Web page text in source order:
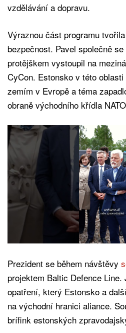
vzdělávání a dopravu.
Výraznou část programu
bezpečnost. Pavel společně
protějškem vystoupil na
CyCon. Estonsko v této
zemím v Evropě a téma
obraně východního křídla
Prezident se během návštěvy
projektem Baltic Defence
opatření, který Estonsko a
na východní hranici aliance.
brífink estonských